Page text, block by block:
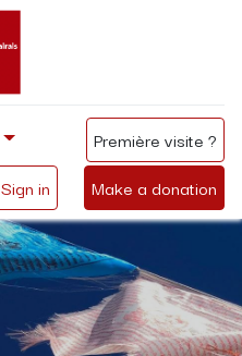
Sign in Make a donation
Première visite ?